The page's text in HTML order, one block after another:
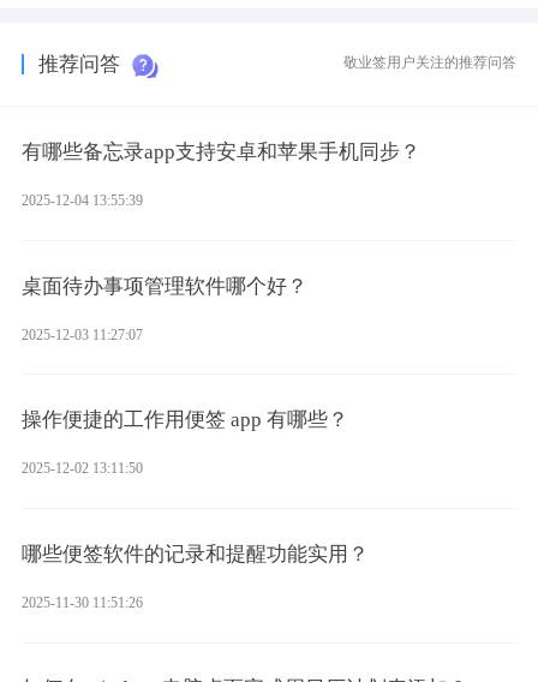
推荐问答 敬业签用户关注的推荐问答
有哪些备忘录app支持安卓和苹果手机同步？
2025-12-04 13:55:39
桌面待办事项管理软件哪个好？
2025-12-03 11:27:07
操作便捷的工作用便签 app 有哪些？
2025-12-02 13:11:50
哪些便签软件的记录和提醒功能实用？
2025-11-30 11:51:26